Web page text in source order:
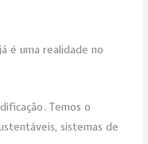
já é uma realidade no
Temos o
sistemas de